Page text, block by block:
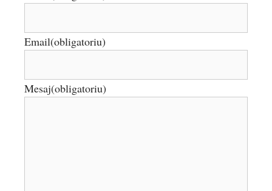
Email(obligatoriu)
Mesaj(obligatoriu)